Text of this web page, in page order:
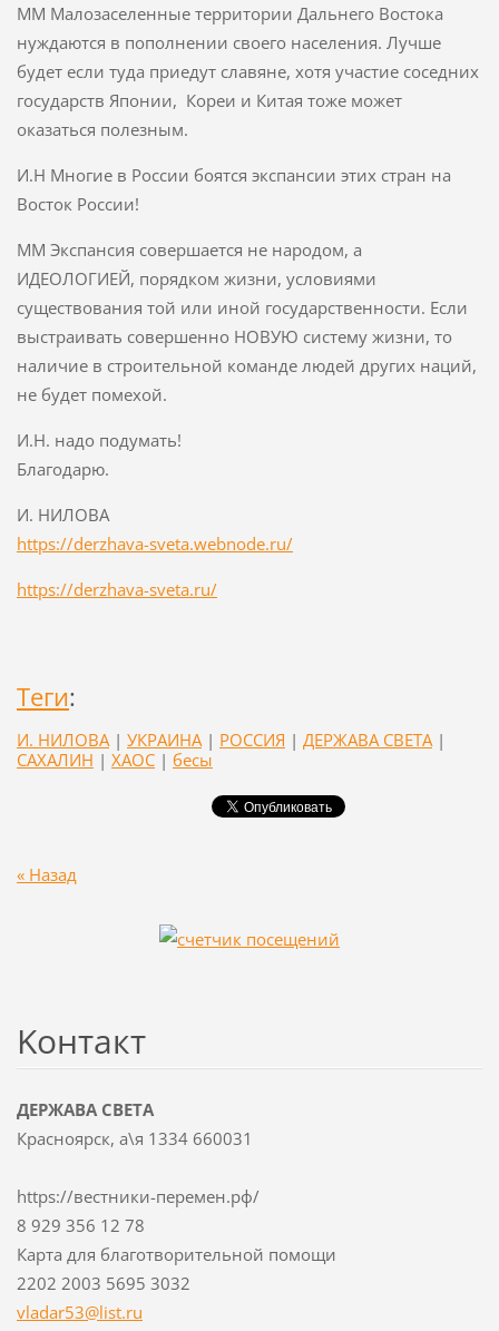
ММ Малозаселенные территории Дальнего Востока
нуждаются в пополнении своего населения. Лучше
будет если туда приедут славяне, хотя участие соседних
государств Японии, Кореи и Китая тоже может
оказаться полезным.
И.Н Многие в России боятся экспансии этих стран на
Восток России!
ММ Экспансия совершается не народом, а
ИДЕОЛОГИЕЙ, порядком жизни, условиями
существования той или иной государственности. Если
выстраивать совершенно НОВУЮ систему жизни, то
наличие в строительной команде людей других наций,
не будет помехой.
И.Н. надо подумать!
Благодарю.
И. НИЛОВА
https://derzhava-sveta.webnode.ru/
https://derzhava-sveta.ru/
Теги:
И. НИЛОВА | УКРАИНА | РОССИЯ | ДЕРЖАВА СВЕТА |
САХАЛИН | ХАОС | бесы
« Назад
Koнтакт
ДЕРЖАВА СВЕТА
Красноярск, а\я 1334 660031
https://вестники-перемен.рф/
8 929 356 12 78
Карта для благотворительной помощи
2202 2003 5695 3032
vladar53@list.ru